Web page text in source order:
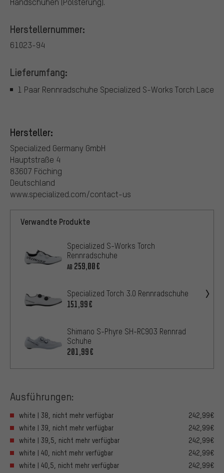
Herstellernummer:
61023-94
Lieferumfang:
1 Paar Rennradschuhe Specialized S-Works Torch Lace
Hersteller:
Specialized Germany GmbH
Hauptstraße 4
83607 Föching
Deutschland
www.specialized.com/contact-us
Verwandte Produkte
Specialized S-Works Torch
Rennradschuhe
AB 259,00€
Specialized Torch 3.0 Rennradschuhe
151,99€
Shimano S-Phyre SH-RC903 Rennrad
Schuhe
201,99€
Ausführungen:
white | 38, nicht mehr verfügbar
242,99€
white | 39, nicht mehr verfügbar
242,99€
white | 39,5, nicht mehr verfügbar
242,99€
white | 40, nicht mehr verfügbar
242,99€
white | 40,5, nicht mehr verfügbar
242,99€